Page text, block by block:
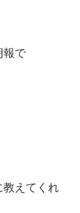
報で
教えてくれ